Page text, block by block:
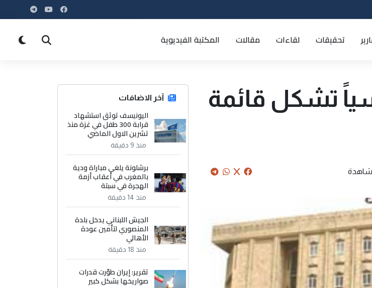
تحقيقات لقاءات مقالات المكتبة الفيديوية
تشكل قائمة
آخر الاضافات
اليونيسف توثق استشهاد
قرابة 300 طفل في غزة منذ
تشرين الاول الماضي
منذ 9 دقيقة
برشلونة يلغي مباراة ودية
بالمغرب في أعقاب أزمة
الهجرة في سبتة
منذ 14 دقيقة
الجيش اللبناني يدخل بلدة
المنصوري لتأمين عودة
الأهالي
منذ 18 دقيقة
تقرير: إيران طوّرت قدرات
صواريخها بشكل كبير